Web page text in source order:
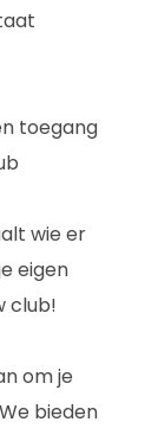
toegang
wie er
eigen
club!
om je
bieden